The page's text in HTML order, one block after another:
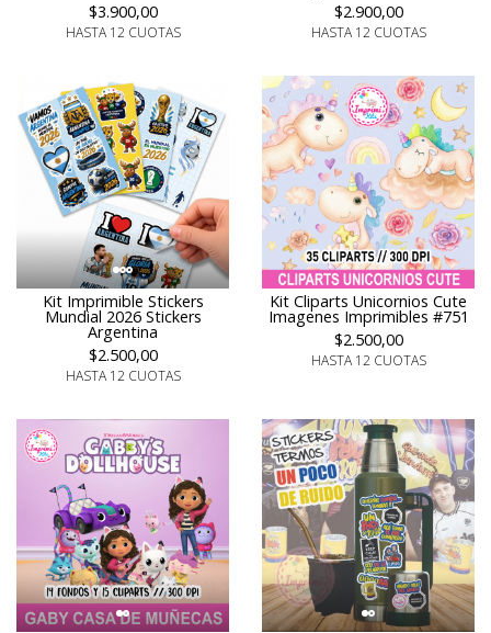
$3.900,00
HASTA 12 CUOTAS
$2.900,00
HASTA 12 CUOTAS
Kit Imprimible Stickers
Mundial 2026 Stickers
Argentina
$2.500,00
HASTA 12 CUOTAS
Kit Cliparts Unicornios Cute
Imagenes Imprimibles #751
$2.500,00
HASTA 12 CUOTAS